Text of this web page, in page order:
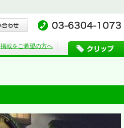
掲載をご希望の方へ